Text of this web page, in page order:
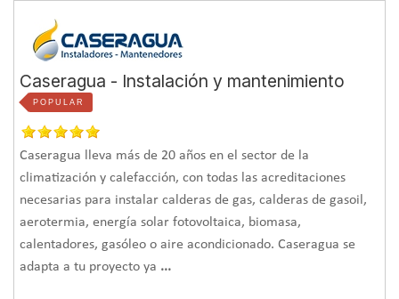
Caseragua - Instalación y mantenimiento
POPULAR
Caseragua lleva más de 20 años en el sector de la
climatización y calefacción, con todas las acreditaciones
necesarias para instalar calderas de gas, calderas de gasoil,
aerotermia, energía solar fotovoltaica, biomasa,
calentadores, gasóleo o aire acondicionado. Caseragua se
adapta a tu proyecto ya ...